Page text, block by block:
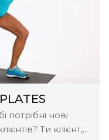
потрібні нові
Ти клієнт,...